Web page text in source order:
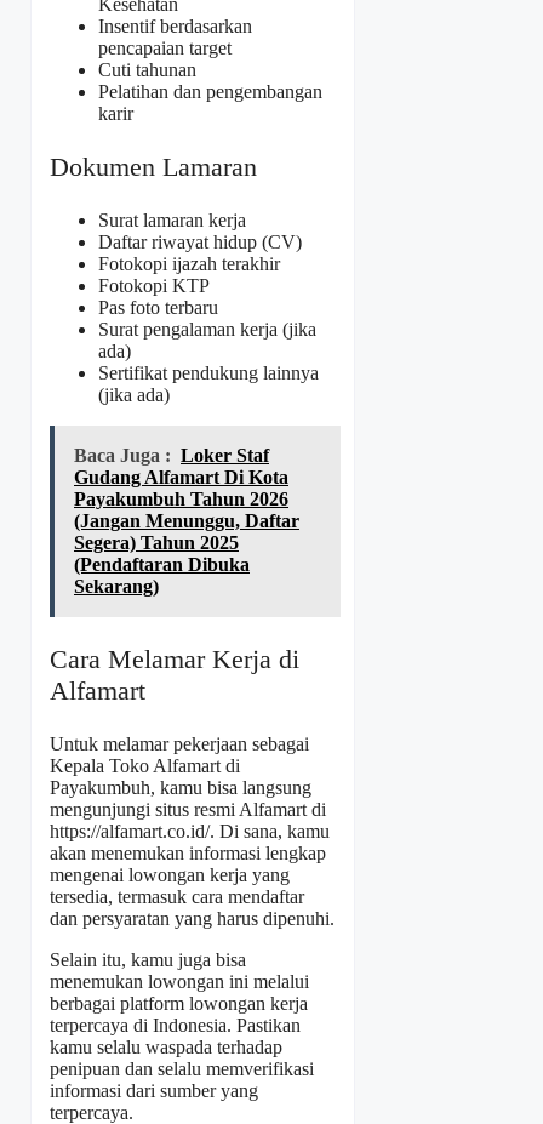
Insentif berdasarkan
pencapaian target
Cuti tahunan
Pelatihan dan pengembangan
karir
Dokumen Lamaran
Surat lamaran kerja
Daftar riwayat hidup (CV)
Fotokopi ijazah terakhir
Fotokopi KTP
Pas foto terbaru
Surat pengalaman kerja (jika
ada)
Sertifikat pendukung lainnya
(jika ada)
Baca Juga : Loker Staf
Gudang Alfamart Di Kota
Payakumbuh Tahun 2026
(Jangan Menunggu, Daftar
Segera) Tahun 2025
(Pendaftaran Dibuka
Sekarang)
Cara Melamar Kerja di
Alfamart
Untuk melamar pekerjaan sebagai
Kepala Toko Alfamart di
Payakumbuh, kamu bisa langsung
mengunjungi situs resmi Alfamart di
https://alfamart.co.id/. Di sana, kamu
akan menemukan informasi lengkap
mengenai lowongan kerja yang
tersedia, termasuk cara mendaftar
dan persyaratan yang harus dipenuhi.
Selain itu, kamu juga bisa
menemukan lowongan ini melalui
berbagai platform lowongan kerja
terpercaya di Indonesia. Pastikan
kamu selalu waspada terhadap
penipuan dan selalu memverifikasi
informasi dari sumber yang
terpercaya.